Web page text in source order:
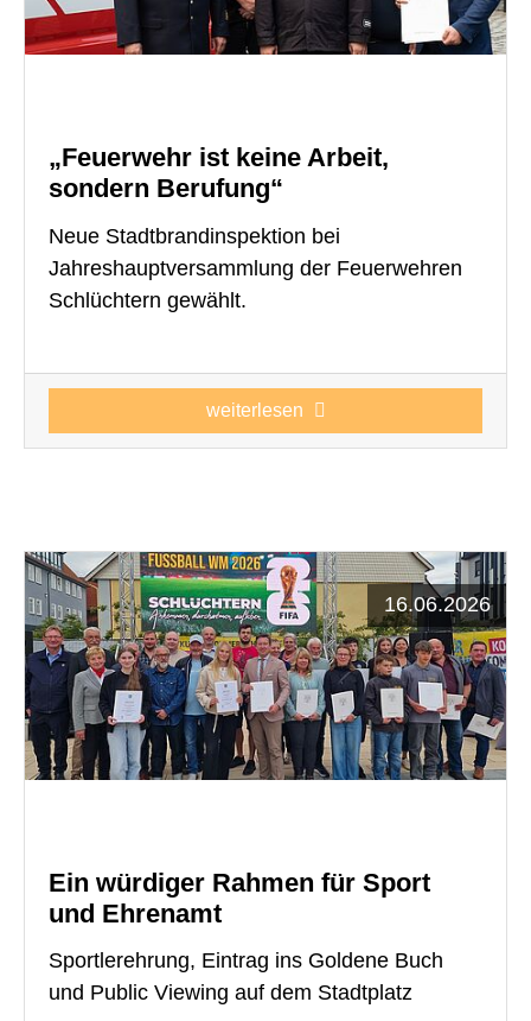
„Feuerwehr ist keine Arbeit,
sondern Berufung“
Neue Stadtbrandinspektion bei
Jahreshauptversammlung der Feuerwehren
Schlüchtern gewählt.
weiterlesen
16.06.2026
Ein würdiger Rahmen für Sport
und Ehrenamt
Sportlerehrung, Eintrag ins Goldene Buch
und Public Viewing auf dem Stadtplatz